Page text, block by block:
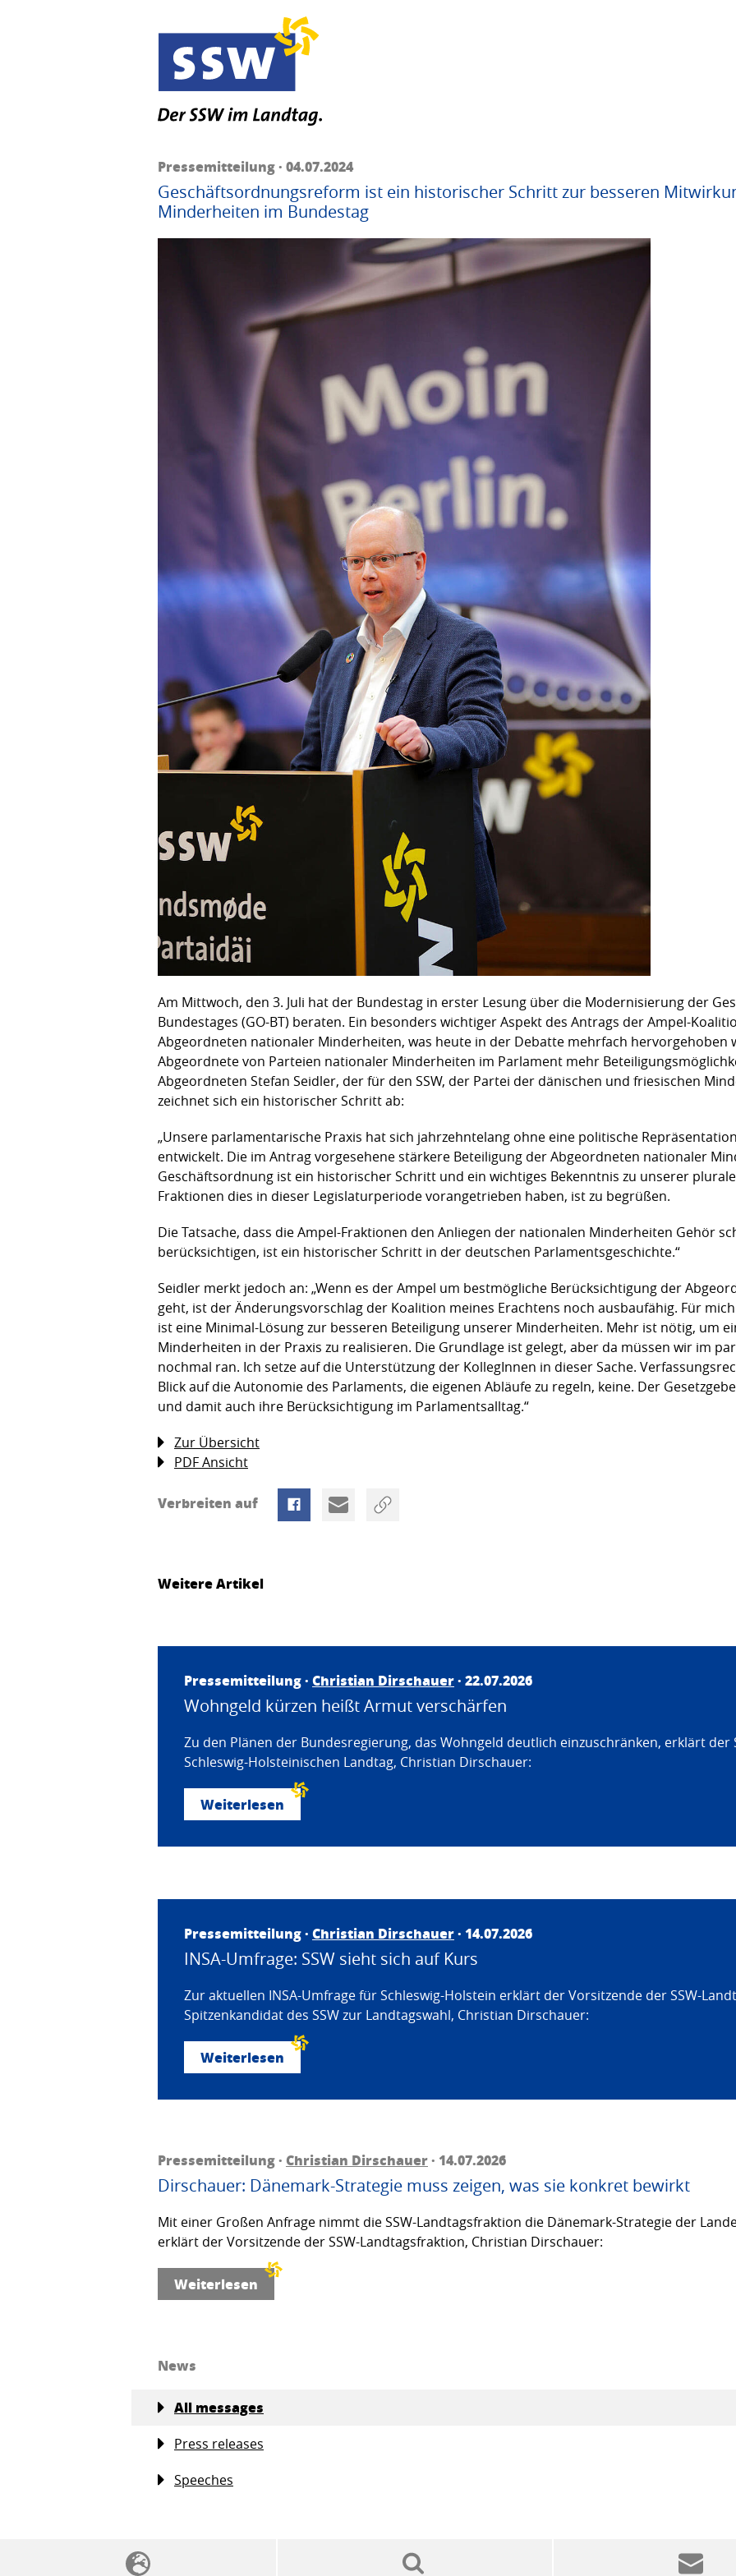
Pressemitteilung · 04.07.2024
Geschäftsordnungsreform ist ein historischer Schritt zur besseren
Minderheiten im Bundestag
Am Mittwoch, den 3. Juli hat der Bundestag in erster Lesung über die Modernisierung der
Bundestages (GO-BT) beraten. Ein besonders wichtiger Aspekt des Antrags der Ampel-
Abgeordneten nationaler Minderheiten, was heute in der Debatte mehrfach hervorgehoben
Abgeordnete von Parteien nationaler Minderheiten im Parlament mehr
Abgeordneten Stefan Seidler, der für den SSW, der Partei der dänischen und friesischen
zeichnet sich ein historischer Schritt ab:
„Unsere parlamentarische Praxis hat sich jahrzehntelang ohne eine politische
entwickelt. Die im Antrag vorgesehene stärkere Beteiligung der Abgeordneten nationaler
Geschäftsordnung ist ein historischer Schritt und ein wichtiges Bekenntnis zu unserer
Fraktionen dies in dieser Legislaturperiode vorangetrieben haben, ist zu begrüßen.
Die Tatsache, dass die Ampel-Fraktionen den Anliegen der nationalen Minderheiten Gehör
berücksichtigen, ist ein historischer Schritt in der deutschen Parlamentsgeschichte.“
Seidler merkt jedoch an: „Wenn es der Ampel um bestmögliche Berücksichtigung der
geht, ist der Änderungsvorschlag der Koalition meines Erachtens noch ausbaufähig. Für
ist eine Minimal-Lösung zur besseren Beteiligung unserer Minderheiten. Mehr ist nötig, um
Minderheiten in der Praxis zu realisieren. Die Grundlage ist gelegt, aber da müssen wir im
nochmal ran. Ich setze auf die Unterstützung der KollegInnen in dieser Sache.
Blick auf die Autonomie des Parlaments, die eigenen Abläufe zu regeln, keine. Der
und damit auch ihre Berücksichtigung im Parlamentsalltag.“
Zur Übersicht
PDF Ansicht
Verbreiten auf
Weitere Artikel
Pressemitteilung · Christian Dirschauer· 22.07.2026
Wohngeld kürzen heißt Armut verschärfen
Zu den Plänen der Bundesregierung, das Wohngeld deutlich einzuschränken, erklärt der
Schleswig-Holsteinischen Landtag, Christian Dirschauer:
Weiterlesen
Pressemitteilung · Christian Dirschauer· 14.07.2026
INSA-Umfrage: SSW sieht sich auf Kurs
Zur aktuellen INSA-Umfrage für Schleswig-Holstein erklärt der Vorsitzende der SSW-
Spitzenkandidat des SSW zur Landtagswahl, Christian Dirschauer:
Weiterlesen
Pressemitteilung · Christian Dirschauer· 14.07.2026
Dirschauer: Dänemark-Strategie muss zeigen, was sie konkret bewirkt
Mit einer Großen Anfrage nimmt die SSW-Landtagsfraktion die Dänemark-Strategie der
erklärt der Vorsitzende der SSW-Landtagsfraktion, Christian Dirschauer:
Weiterlesen
News
All messages
Press releases
Speeches